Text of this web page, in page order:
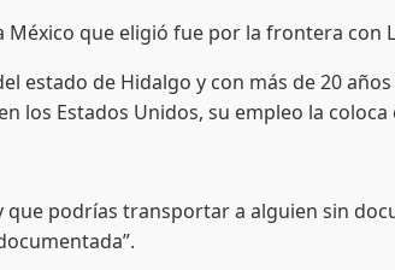
México que eligió fue por la frontera con
estado de Hidalgo y con más de 20
los Estados Unidos, su empleo la
que podrías transportar a alguien sin